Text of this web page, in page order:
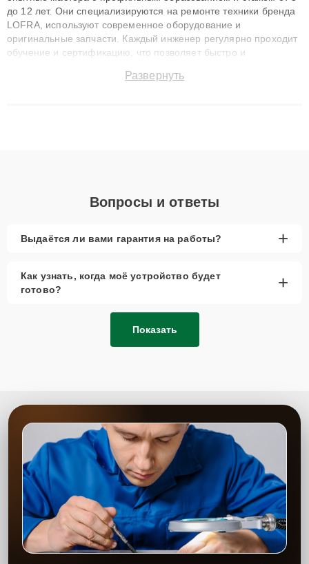
до 12 лет. Они специализируются на ремонте техники бренда
LOFRA, используют современное оборудование и
оригинальные запчасти. Каждый инженер регулярно проходит
обучение и сертификацию, что позволяет быстро и
сохранением гарантии до 3 лет. Наши мастера решают
Развернуть
Вопросы и ответы
Выдаётся ли вами гарантия на работы? +
Как узнать, когда моё устройство будет
готово?
+
Показать